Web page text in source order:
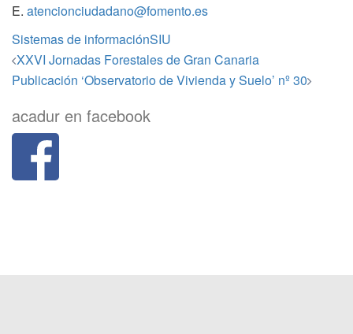
E. atencionciudadano@fomento.es
Sistemas de informaciónSIU
Navegación
de
entradas
XXVI Jornadas Forestales de Gran Canaria
Publicación ‘Observatorio de Vivienda y Suelo’ nº 30
acadur en facebook